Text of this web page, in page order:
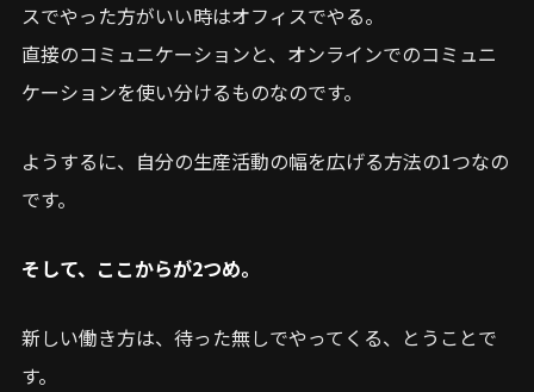
スでやった方がいい時はオフィスでやる。
直接のコミュニケーションと、オンラインでのコミュニ
ケーションを使い分けるものなのです。
ようするに、自分の生産活動の幅を広げる方法の1つなの
です。
そして、ここからが2つめ。
新しい働き方は、待った無しでやってくる、とうことで
す。